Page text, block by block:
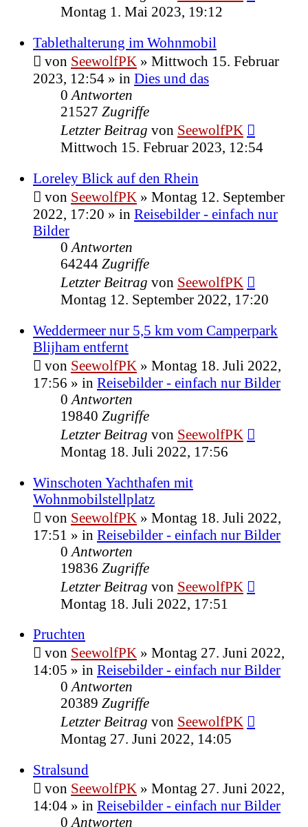
Montag 1. Mai 2023, 19:12
Tablethalterung im Wohnmobil
von SeewolfPK » Mittwoch 15. Februar
2023, 12:54 » in Dies und das
0 Antworten
21527 Zugriffe
Letzter Beitrag von SeewolfPK
Mittwoch 15. Februar 2023, 12:54
Loreley Blick auf den Rhein
von SeewolfPK » Montag 12. September
2022, 17:20 » in Reisebilder - einfach nur
Bilder
0 Antworten
64244 Zugriffe
Letzter Beitrag von SeewolfPK
Montag 12. September 2022, 17:20
Weddermeer nur 5,5 km vom Camperpark
Blijham entfernt
von SeewolfPK » Montag 18. Juli 2022,
17:56 » in Reisebilder - einfach nur Bilder
0 Antworten
19840 Zugriffe
Letzter Beitrag von SeewolfPK
Montag 18. Juli 2022, 17:56
Winschoten Yachthafen mit
Wohnmobilstellplatz
von SeewolfPK » Montag 18. Juli 2022,
17:51 » in Reisebilder - einfach nur Bilder
0 Antworten
19836 Zugriffe
Letzter Beitrag von SeewolfPK
Montag 18. Juli 2022, 17:51
Pruchten
von SeewolfPK » Montag 27. Juni 2022,
14:05 » in Reisebilder - einfach nur Bilder
0 Antworten
20389 Zugriffe
Letzter Beitrag von SeewolfPK
Montag 27. Juni 2022, 14:05
Stralsund
von SeewolfPK » Montag 27. Juni 2022,
14:04 » in Reisebilder - einfach nur Bilder
0 Antworten